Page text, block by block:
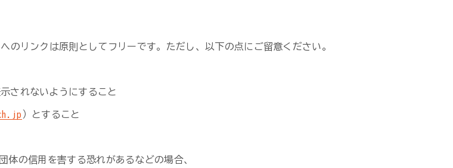
へのリンクは原則としてフリーです。ただし、以下の点にご留意ください。
されないようにすること
）とすること
体の信用を害する恐れがあるなどの場合、